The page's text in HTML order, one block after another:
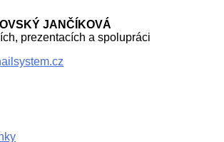
JANČÍKOVÁ
prezentacích a spolupráci